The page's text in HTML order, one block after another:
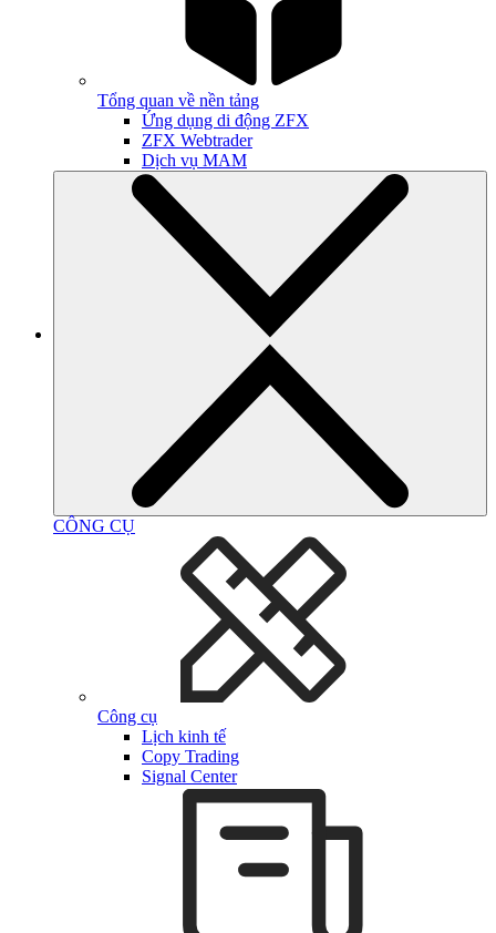
Tổng quan về nền tảng
Ứng dụng di động ZFX
ZFX Webtrader
Dịch vụ MAM
CÔNG CỤ
Công cụ
Lịch kinh tế
Copy Trading
Signal Center